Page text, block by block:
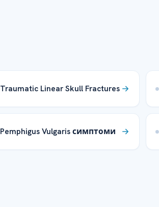
Traumatic Linear Skull Fractures
Pemphigus Vulgaris симптоми